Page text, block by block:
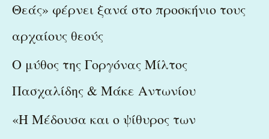
o
Θεάς» φέρνει ξανά στο προσκήνιο τους
αρχαίους θεούς
Ο μύθος της Γοργόνας Μίλτος
Πασχαλίδης & Μάκε Αντωνίου
«Η Μέδουσα και ο ψίθυρος των